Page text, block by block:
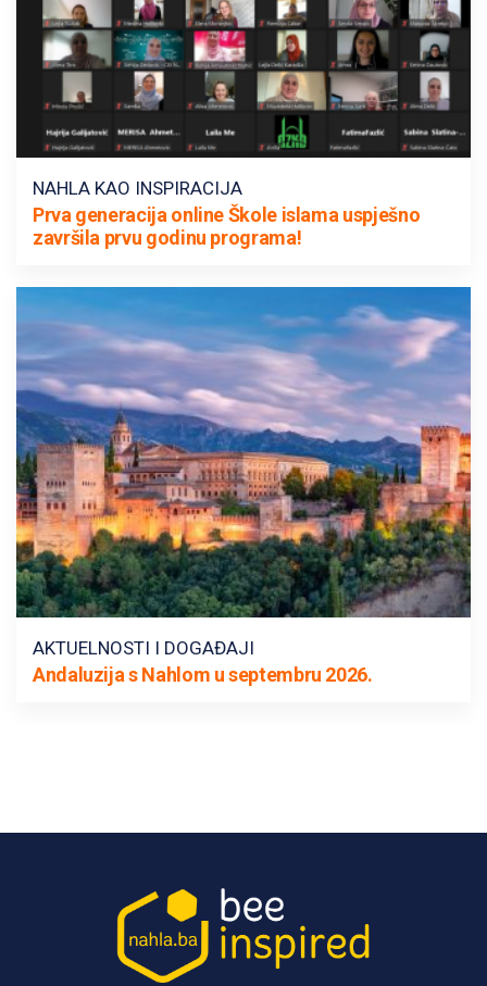
NAHLA KAO INSPIRACIJA
Prva generacija online Škole islama uspješno
završila prvu godinu programa!
AKTUELNOSTI I DOGAĐAJI
Andaluzija s Nahlom u septembru 2026.